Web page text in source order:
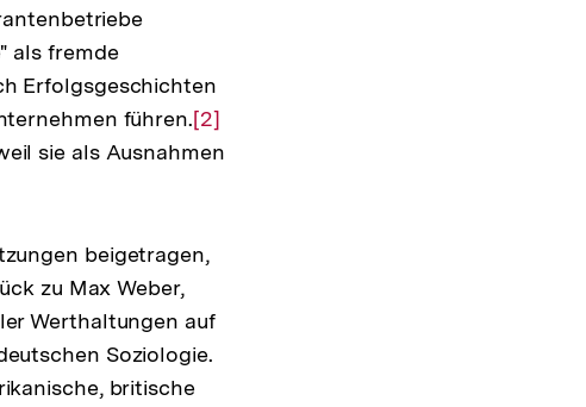
als fremde
Erfolgsgeschichten
führen.Zur
Auflösung
[2]
sie als Ausnahmen
beigetragen,
zu Max Weber,
Werthaltungen auf
Soziologie.
britische